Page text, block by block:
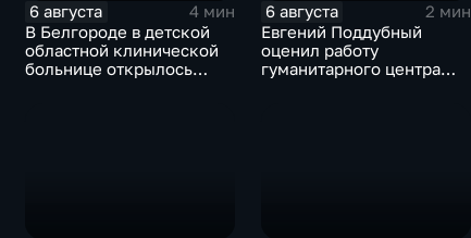
6 августа
4 мин
В Белгороде в детской
областной клинической
больнице открылось
6 августа
2 мин
Евгений Поддубный
оценил работу
гуманитарного центра